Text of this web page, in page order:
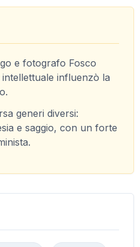
e fotografo Fosco
influenzò la
generi diversi:
e saggio, con un forte